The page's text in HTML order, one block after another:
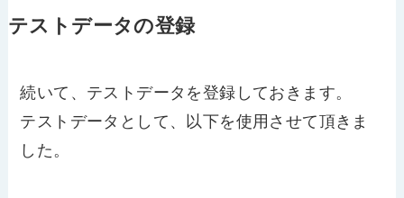
テストデータの登録
続いて、テストデータを登録しておきます。
テストデータとして、以下を使用させて頂きま
した。